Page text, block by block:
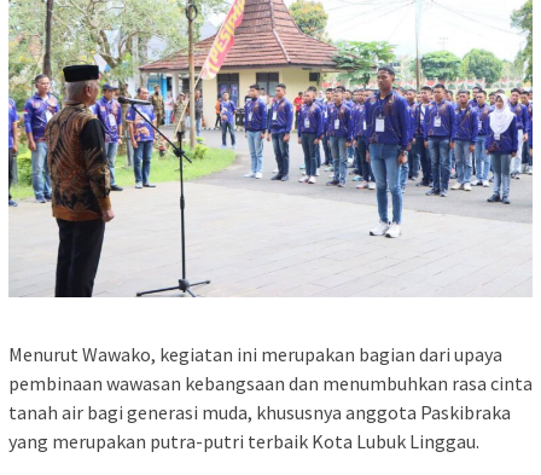
Menurut Wawako, kegiatan ini merupakan bagian dari upaya
pembinaan wawasan kebangsaan dan menumbuhkan rasa cinta
tanah air bagi generasi muda, khususnya anggota Paskibraka
yang merupakan putra-putri terbaik Kota Lubuk Linggau.